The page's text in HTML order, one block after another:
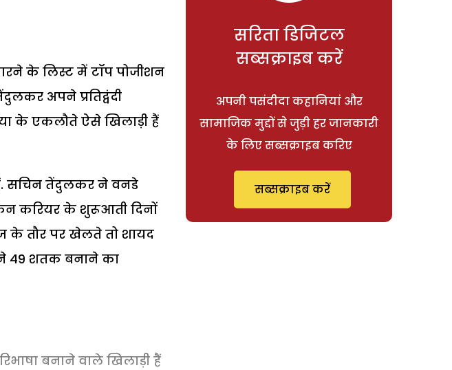
के लिस्ट में टॉप पोजीशन
अपने प्रतिद्वंदी
के एकलौते ऐसे खिलाड़ी हैं
सचिन तेंदुलकर ने वनडे
करियर के शुरूआती दिनों
के तौर पर खेलते तो शायद
49 शतक बनाने का
बनाने वाले खिलाड़ी हैं
सरिता डिजिटल
सब्सक्राइब करें
अपनी पसंदीदा कहानियां और
सामाजिक मुद्दों से जुड़ी हर जानकारी
के लिए सब्सक्राइब करिए
सब्सक्राइब करें